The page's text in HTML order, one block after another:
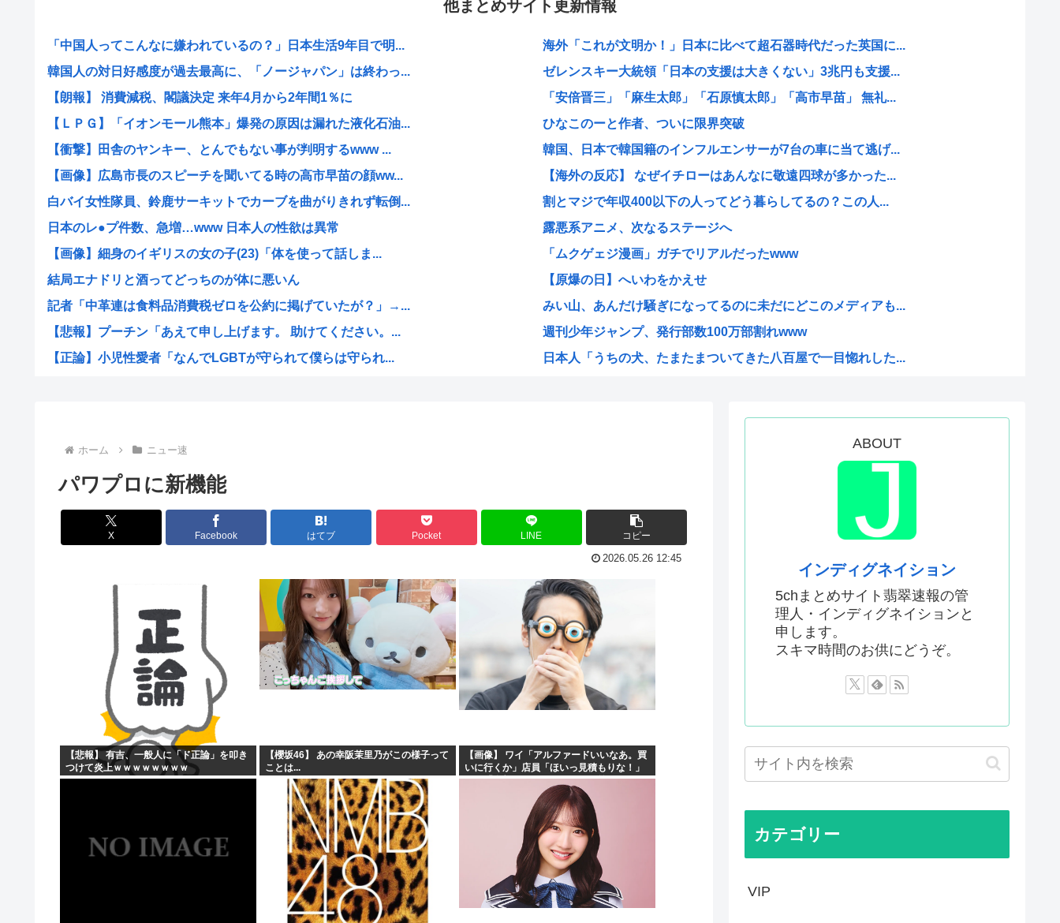
他まとめサイト更新情報
「中国人ってこんなに嫌われているの？」日本生活9年目で明...
韓国人の対日好感度が過去最高に、「ノージャパン」は終わっ...
【朗報】 消費減税、閣議決定 来年4月から2年間1％に
【ＬＰＧ】「イオンモール熊本」爆発の原因は漏れた液化石油...
【衝撃】田舎のヤンキー、とんでもない事が判明するwww ...
【画像】広島市長のスピーチを聞いてる時の高市早苗の顔ww...
白バイ女性隊員、鈴鹿サーキットでカーブを曲がりきれず転倒...
日本のレ●プ件数、急増…www 日本人の性欲は異常
【画像】細身のイギリスの女の子(23)「体を使って話しま...
結局エナドリと酒ってどっちのが体に悪いん
記者「中革連は食料品消費税ゼロを公約に掲げていたが？」→...
【悲報】プーチン「あえて申し上げます。 助けてください。...
【正論】小児性愛者「なんでLGBTが守られて僕らは守られ...
韓国人「日本で新発売Galaxy Z Foldが売り切れ...
【画像】辻希空ちゃん、顔だけで普通に使える
地球に落下する人工衛星のアルミニウムが大気に及ぼす影響を...
【画像】ワイがBBA先輩から送られてきたライン、見るに耐...
【予算100万】 市長「特定外来生物クビアカは気持ち悪い...
日本の伝統文化『花火大会』、この5年で4分の1が消滅して...
職場の貸本の習慣が、本を大事にしないおばさんのせいで無く...
グラボ、国内価格4割値上げかwww
原爆投下81年
「おっちゃん女の子になってスクール水着を着たいねん」60...
警察官が60歳のおじいちゃんを射◯する動画が流出しやりす...
ワイ、キンタマが腫れ上がって入院するも切開排膿で無事しな...
海外「これが文明か！」日本に比べて超石器時代だった英国に...
ゼレンスキー大統領「日本の支援は大きくない」3兆円も支援...
「安倍晋三」「麻生太郎」「石原慎太郎」「高市早苗」 無礼...
ひなこのーと作者、ついに限界突破
韓国、日本で韓国籍のインフルエンサーが7台の車に当て逃げ...
【海外の反応】 なぜイチローはあんなに敬遠四球が多かった...
割とマジで年収400以下の人ってどう暮らしてるの？この人...
露悪系アニメ、次なるステージへ
「ムクゲェジ漫画」ガチでリアルだったwww
【原爆の日】へいわをかえせ
みい山、あんだけ騒ぎになってるのに未だにどこのメディアも...
週刊少年ジャンプ、発行部数100万部割れwww
日本人「うちの犬、たまたまついてきた八百屋で一目惚れした...
海外「まるでトランプ」FIFAがW杯開催都市と結んだ約束...
7時間かけて描いたHな糸会がこちら
Win95開発者「日本でITが3Kと呼ばれるのは企業が根...
海外「その通り！」日本人ならどこでも発展させると語る世界...
【1966年】 母の日に9歳の息子が帰らなかった——容疑...
日本人「うちの犬、たまたまついてきた八百屋で一目惚れした...
海外「まるでトランプ」FIFAがW杯開催都市と結んだ約束...
海外「全部日本の真似だったのか…」 日本の普通のテレビ番...
【海外の反応】 なぜイチローはあんなに敬遠四球が多かった...
平野綾とかいう女声優についてお前らが知ってることwww
みいちゃんと山田さんの漫画の作者なんでこんなに嫌われてる...
ホーム ニュー速
パワプロに新機能
X Facebook はてブ Pocket LINE コピー
2026.05.26 12:45
【悲報】 有吉、一般人に「ド正論」を叩き
つけて炎上ｗｗｗｗｗｗｗｗ
【櫻坂46】 あの幸阪茉里乃がこの様子って
ことは...
【画像】 ワイ「アルファードいいなあ。買
いに行くか」店員「ほいっ見積もりな！」
ワイ「金額おかしくね？」←お前らもそう
思うよな？？？？？
ABOUT
インディグネイション
5chまとめサイト翡翠速報の管
理人・インディグネイションと
申します。
スキマ時間のお供にどうぞ。
カテゴリー
VIP